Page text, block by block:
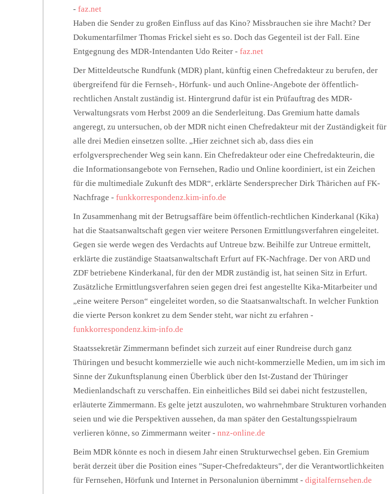
- faz.net
Haben die Sender zu großen Einfluss auf das Kino? Missbrauchen sie ihre Macht? Der
Dokumentarfilmer Thomas Frickel sieht es so. Doch das Gegenteil ist der Fall. Eine
Entgegnung des MDR-Intendanten Udo Reiter - faz.net
Der Mitteldeutsche Rundfunk (MDR) plant, künftig einen Chefredakteur zu berufen, der
übergreifend für die Fernseh-, Hörfunk- und auch Online-Angebote der öffentlich-
rechtlichen Anstalt zuständig ist. Hintergrund dafür ist ein Prüfauftrag des MDR-
Verwaltungsrats vom Herbst 2009 an die Senderleitung. Das Gremium hatte damals
angeregt, zu untersuchen, ob der MDR nicht einen Chefredakteur mit der Zuständigkeit für
alle drei Medien einsetzen sollte. „Hier zeichnet sich ab, dass dies ein
erfolgversprechender Weg sein kann. Ein Chefredakteur oder eine Chefredakteurin, die
die Informationsangebote von Fernsehen, Radio und Online koordiniert, ist ein Zeichen
für die multimediale Zukunft des MDR“, erklärte Sendersprecher Dirk Thärichen auf FK-
Nachfrage - funkkorrespondenz.kim-info.de
In Zusammenhang mit der Betrugsaffäre beim öffentlich-rechtlichen Kinderkanal (Kika)
hat die Staatsanwaltschaft gegen vier weitere Personen Ermittlungsverfahren eingeleitet.
Gegen sie werde wegen des Verdachts auf Untreue bzw. Beihilfe zur Untreue ermittelt,
erklärte die zuständige Staatsanwaltschaft Erfurt auf FK-Nachfrage. Der von ARD und
ZDF betriebene Kinderkanal, für den der MDR zuständig ist, hat seinen Sitz in Erfurt.
Zusätzliche Ermittlungsverfahren seien gegen drei fest angestellte Kika-Mitarbeiter und
„eine weitere Person“ eingeleitet worden, so die Staatsanwaltschaft. In welcher Funktion
die vierte Person konkret zu dem Sender steht, war nicht zu erfahren -
funkkorrespondenz.kim-info.de
Staatssekretär Zimmermann befindet sich zurzeit auf einer Rundreise durch ganz
Thüringen und besucht kommerzielle wie auch nicht-kommerzielle Medien, um im sich im
Sinne der Zukunftsplanung einen Überblick über den Ist-Zustand der Thüringer
Medienlandschaft zu verschaffen. Ein einheitliches Bild sei dabei nicht festzustellen,
erläuterte Zimmermann. Es gelte jetzt auszuloten, wo wahrnehmbare Strukturen vorhanden
seien und wie die Perspektiven aussehen, da man später den Gestaltungsspielraum
verlieren könne, so Zimmermann weiter - nnz-online.de
Beim MDR könnte es noch in diesem Jahr einen Strukturwechsel geben. Ein Gremium
berät derzeit über die Position eines "Super-Chefredakteurs", der die Verantwortlichkeiten
für Fernsehen, Hörfunk und Internet in Personalunion übernimmt - digitalfernsehen.de